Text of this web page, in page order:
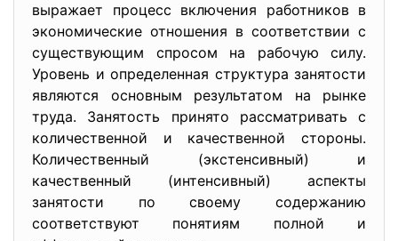
выражает процесс включения работников в
экономические отношения в соответствии с
существующим спросом на рабочую силу.
Уровень и определенная структура занятости
являются основным результатом на рынке
труда. Занятость принято рассматривать с
количественной и качественной стороны.
Количественный (экстенсивный) и
качественный (интенсивный) аспекты
занятости по своему содержанию
соответствуют понятиям полной и